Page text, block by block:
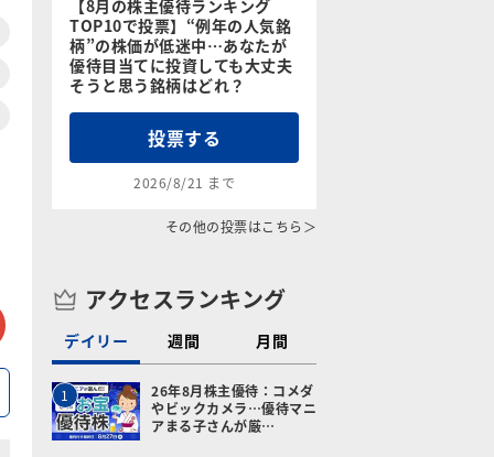
メールで送る
【8月の株主優待ランキング
TOP10で投票】“例年の人気銘
柄”の株価が低迷中…あなたが
優待目当てに投資しても大丈夫
そうと思う銘柄はどれ？
投票する
2026/8/21 まで
その他の投票はこちら＞
アクセスランキング
デイリー 週間 月間
1
26年8月株主優待：コメダ
やビックカメラ…優待マニ
アまる子さんが厳…